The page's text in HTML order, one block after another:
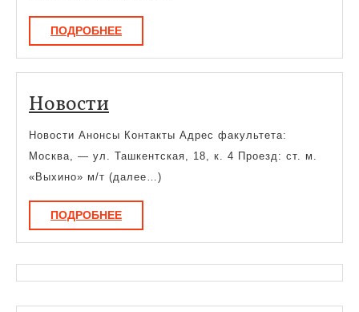
ПОДРОБНЕЕПОДРОБНЕЕ
Новости
Новости Анонсы Контакты Адрес факультета:
Москва, — ул. Ташкентская, 18, к. 4 Проезд: ст. м.
«Выхино» м/т (далее…)
ПОДРОБНЕЕПОДРОБНЕЕ